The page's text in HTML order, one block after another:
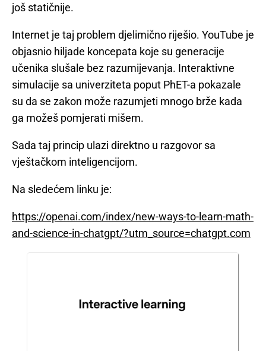
još statičnije.
Internet je taj problem djelimično riješio. YouTube je
objasnio hiljade koncepata koje su generacije
učenika slušale bez razumijevanja. Interaktivne
simulacije sa univerziteta poput PhET-a pokazale
su da se zakon može razumjeti mnogo brže kada
ga možeš pomjerati mišem.
Sada taj princip ulazi direktno u razgovor sa
vještačkom inteligencijom.
Na sledećem linku je:
https://openai.com/index/new-ways-to-learn-math-
and-science-in-chatgpt/?utm_source=chatgpt.com